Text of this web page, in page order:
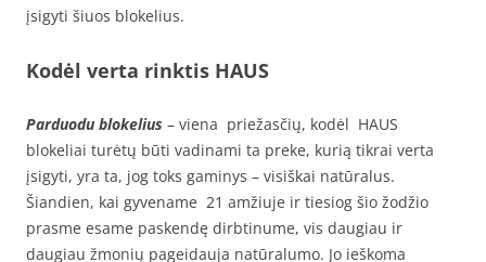
įsigyti šiuos blokelius.
Kodėl verta rinktis HAUS
Parduodu blokelius – viena priežasčių, kodėl HAUS
blokeliai turėtų būti vadinami ta preke, kurią tikrai verta
įsigyti, yra ta, jog toks gaminys – visiškai natūralus.
Šiandien, kai gyvename 21 amžiuje ir tiesiog šio žodžio
prasme esame paskendę dirbtinume, vis daugiau ir
daugiau žmonių pageidauja natūralumo. Jo ieškoma